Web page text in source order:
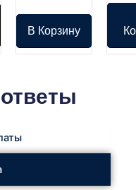
В Корзину